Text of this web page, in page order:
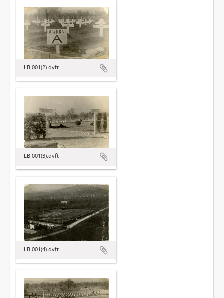
LB.001(2).dvft
LB.001(3).dvft
LB.001(4).dvft